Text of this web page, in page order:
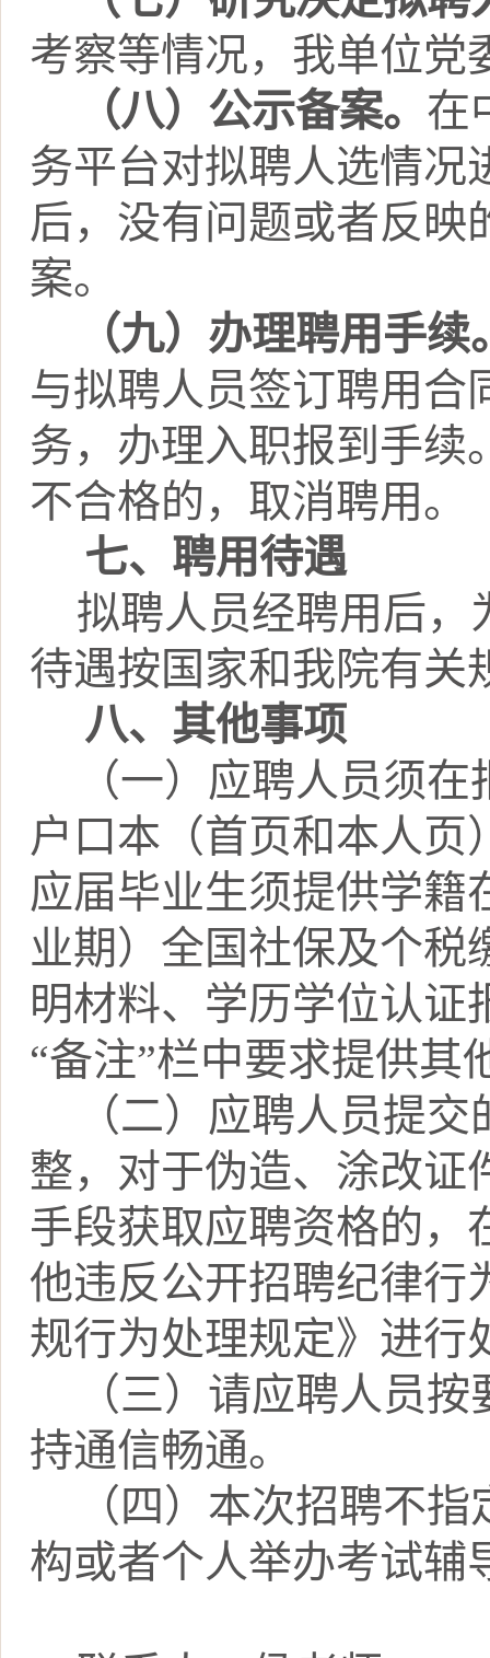
考察等情况， 我单位党
（八）公示备案。 在
务平台对拟聘人选情况
后，没有问题或者反映
案。
（九）办理聘用手续
与拟聘人员签订聘用合
务，办理入职报到手续
不合格的，取消聘用。
七、 聘用待遇
拟聘人员经聘用后，
待遇按国家和我院有关
八、其他事项
（一）应聘人员须
户口本（首页和本人页
应届毕业生须提供学籍
业期）全国社保及个税
明材料、学历学位认证
“备注”栏中要求提供其
（二）应聘人员提
整，对于伪造、涂改证
手段获取应聘资格的，
他违反公开招聘纪律行
规行为处理规定》进行
（三）请应聘人员
持通信畅通。
（四）本次招聘不
构或者个人举办考试辅